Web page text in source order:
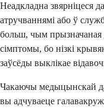
Неадкладна звярніцеся
атручваннямі або ў
больш, чым прызначаная
сімптомы, бо нізкі
заўсёды выклікае
Чакаючы медыцынскай
вы адчуваеце